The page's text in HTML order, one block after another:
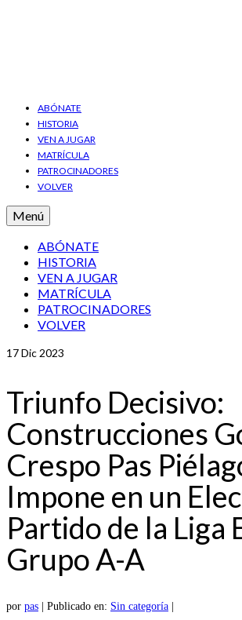
ABÓNATE
HISTORIA
VEN A JUGAR
MATRÍCULA
PATROCINADORES
VOLVER
Menú
ABÓNATE
HISTORIA
VEN A JUGAR
MATRÍCULA
PATROCINADORES
VOLVER
17Dic 2023
Triunfo Decisivo:
Construcciones
Crespo Pas
Impone en un
Partido de la Liga
Grupo A-A
por pas Publicado en: Sin categoría